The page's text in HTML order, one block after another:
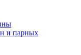
и парных